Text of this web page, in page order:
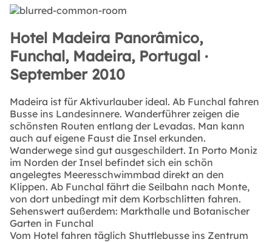
Hotel Madeira Panorâmico,
Funchal, Madeira, Portugal ·
September 2010
Madeira ist für Aktivurlauber ideal. Ab Funchal fahren
Busse ins Landesinnere. Wanderführer zeigen die
schönsten Routen entlang der Levadas. Man kann
auch auf eigene Faust die Insel erkunden.
Wanderwege sind gut ausgeschildert. In Porto Moniz
im Norden der Insel befindet sich ein schön
angelegtes Meeresschwimmbad direkt an den
Klippen. Ab Funchal fährt die Seilbahn nach Monte,
von dort unbedingt mit dem Korbschlitten fahren.
Sehenswert außerdem: Markthalle und Botanischer
Garten in Funchal
Vom Hotel fahren täglich Shuttlebusse ins Zentrum